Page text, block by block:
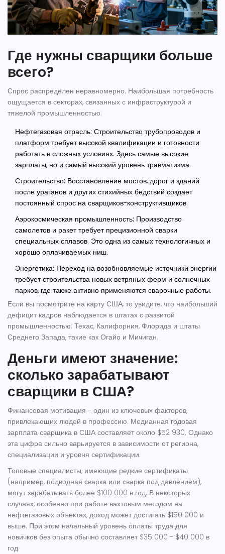
Где нужны сварщики больше
всего?
Спрос распределен неравномерно. Наибольшая потребность
ощущается в секторах, связанных с инфраструктурой и
тяжелой промышленностью:
Нефтегазовая отрасль: Строительство трубопроводов и
платформ требует высокой квалификации и готовности
работать в сложных условиях. Здесь самые высокие
зарплаты, но и самый высокий уровень травматизма.
Строительство: Восстановление мостов, дорог и зданий
после ураганов и других стихийных бедствий создает
постоянный спрос на сварщиков-конструктивщиков.
Аэрокосмическая промышленность: Производство
самолетов и ракет требует прецизионной сварки
специальных сплавов. Это одна из самых технологичных и
хорошо оплачиваемых ниш.
Энергетика: Переход на возобновляемые источники энергии
требует строительства новых ветряных ферм и солнечных
парков, где также активно применяются сварочные работы.
Если вы посмотрите на карту США, то увидите, что наибольший
дефицит кадров наблюдается в штатах с развитой
промышленностью: Техас, Калифорния, Флорида и штаты
Среднего Запада, такие как Огайо и Мичиган.
Деньги имеют значение:
сколько зарабатывают
сварщики в США?
Финансовая мотивация - один из ключевых факторов,
привлекающих людей в профессию. Медианная годовая
зарплата сварщика в США составляет около $52 930. Однако
эта цифра сильно варьируется в зависимости от региона,
специализации и уровня сертификации.
Топовые специалисты, имеющие редкие сертификаты
(например, подводная сварка или сварка под давлением),
могут зарабатывать более $100 000 в год. В некоторых
случаях, особенно при работе вахтовым методом на
нефтегазовых объектах, доход может достигать $150 000 и
выше. При этом начальный уровень оплаты труда для
новичков без опыта обычно составляет $35 000 - $40 000 в
год.